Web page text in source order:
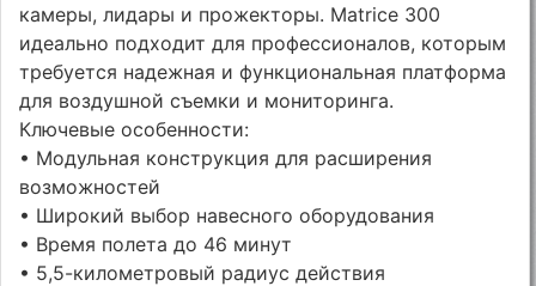
камеры, лидары и прожекторы. Matrice 300
идеально подходит для профессионалов, которым
требуется надежная и функциональная платформа
для воздушной съемки и мониторинга.
Ключевые особенности:
• Модульная конструкция для расширения
возможностей
• Широкий выбор навесного оборудования
• Время полета до 46 минут
• 5,5-километровый радиус действия